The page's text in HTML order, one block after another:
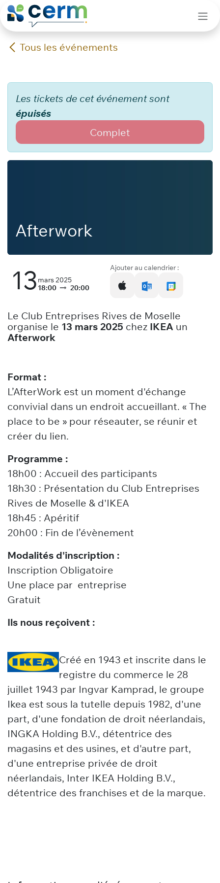
Se rendre au contenu
Tous les événements
Les tickets de cet événement sont
épuisés
Complet
Afterwork
13 mars 2025
18:00
20:00
Ajouter au calendrier :
Le Club Entreprises Rives de Moselle
organise le 13 mars 2025 chez IKEA un
Afterwork
Format :
L’AfterWork est un moment d'échange
convivial dans un endroit accueillant. « The
place to be » pour réseauter, se réunir et
créer du lien.
Programme :
18h00 : Accueil des participants
18h30 : Présentation du Club Entreprises
Rives de Moselle & d'IKEA
18h45 : Apéritif
20h00 : Fin de l’évènement
Modalités d'inscription :
Inscription Obligatoire
Une place par entreprise
Gratuit
Ils nous reçoivent :
Créé en 1943 et inscrite dans le
registre du commerce le 28
juillet 1943 par Ingvar Kamprad, le groupe
Ikea est sous la tutelle depuis 1982, d'une
part, d'une fondation de droit néerlandais,
INGKA Holding B.V., détentrice des
magasins et des usines, et d'autre part,
d'une entreprise privée de droit
néerlandais, Inter IKEA Holding B.V.,
détentrice des franchises et de la marque.